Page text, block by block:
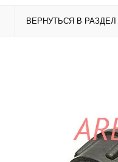
ВЕРНУТЬСЯ В РАЗДЕЛ